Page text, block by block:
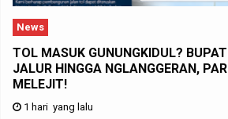
News
TOL MASUK GUNUNGKIDUL?
JALUR HINGGA NGLANGGERAN,
MELEJIT!
1 hari yang lalu